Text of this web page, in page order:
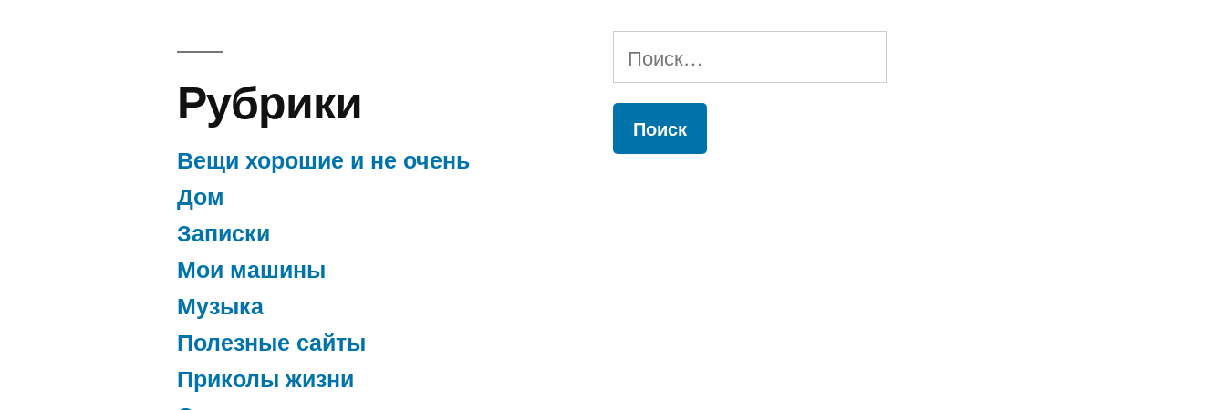
Рубрики
Вещи хорошие и не очень
Дом
Записки
Мои машины
Музыка
Полезные сайты
Приколы жизни
Найти: